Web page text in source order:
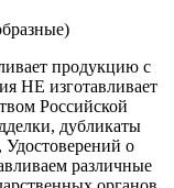
продукцию с
НЕ изготавливает
Российской
дубликаты
о
различные